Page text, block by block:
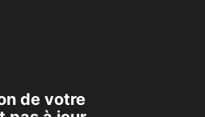
de votre